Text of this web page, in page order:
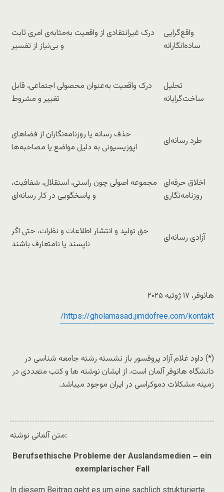
واقع‌گرایی
ساده‌انگارانه
درک غیرانتقادی از واقعیت به‌مثابه‌ی امری ثابت
و بی‌نیاز از تفسیر
تحلیل
ساخت‌گرایانه
درک واقعیت به‌عنوان محصولی اجتماعی، قابل
تغییر و مشروط
طرد رسانه‌ای
حذف رسانه یا روزنامه‌نگاران از فضاهای
اپوزیسیونی به دلیل مواضع یا مصاحبه‌ها
اخلاق حرفه‌ای
روزنامه‌نگاری
مجموعه اصولی چون راستی، استقلال، شفافیت،
و پاسخگویی در کار رسانه‌ای
آزادی رسانه‌ای
حق تولید و انتشار اطلاعات و نظرات، حتی اگر
ناپسند یا نامتعارف باشند
هانوفر، ۱۷ ژوئیه ۲۰۲۵
https://gholamasad.jimdofree.com/kontakt/
(*) داود غلام آزاد پروفسور باز نشسته رشته جامعه شناسی در
دانشگاه هانوفر آلمان است. از ایشان نوشته ها و کتب متعددی در
زمینه مشکلات دموکراسی در ایران موجود میباشد.
متن آلمانی نوشته:
Berufsethische Probleme der Auslandsmedien – ein
exemplarischer Fall